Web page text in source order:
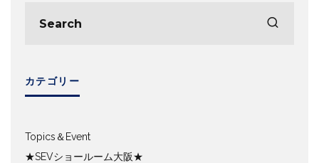
カテゴリー
Topics＆Event
★SEVショールーム大阪★